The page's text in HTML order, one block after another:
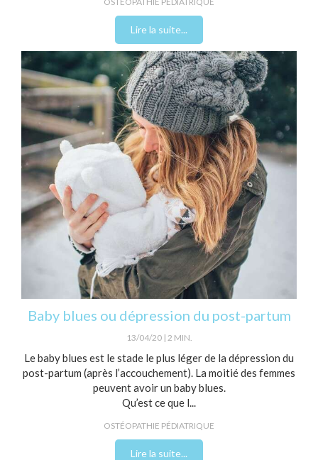
Lire la suite...
Baby blues ou dépression du post-partum
13/04/20 2 MIN.
Le baby blues est le stade le plus léger de la dépression du
post-partum (après l’accouchement). La moitié des femmes
peuvent avoir un baby blues.
Qu’est ce que l...
OSTÉOPATHIE PÉDIATRIQUE
Lire la suite...